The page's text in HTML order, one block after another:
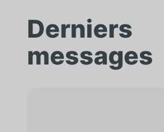
Derniers
messages